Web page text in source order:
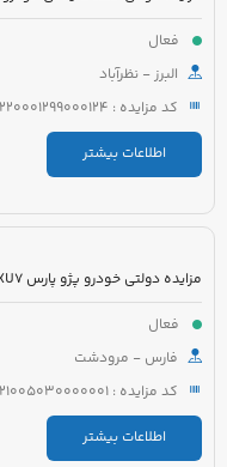
فعال
البرز - نظرآباد
کد مزایده : 5220001299000124
اطلاعات بیشتر
فعال
فارس - مرودشت
کد مزایده : 5121005030000001
اطلاعات بیشتر